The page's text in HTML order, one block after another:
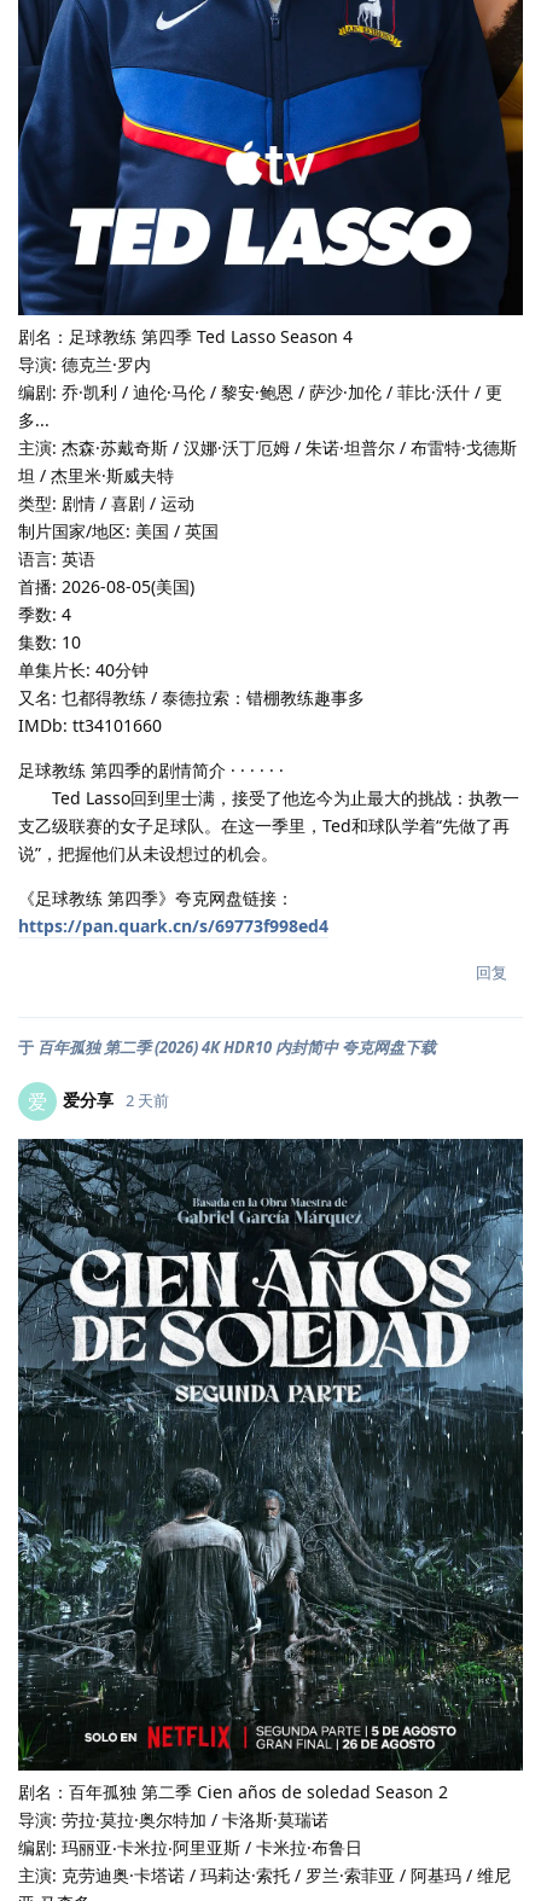
剧名：足球教练 第四季 Ted Lasso Season 4
导演: 德克兰·罗内
编剧: 乔·凯利 / 迪伦·马伦 / 黎安·鲍恩 / 萨沙·加伦 / 菲比·沃什 / 更
多...
主演: 杰森·苏戴奇斯 / 汉娜·沃丁厄姆 / 朱诺·坦普尔 / 布雷特·戈德斯
坦 / 杰里米·斯威夫特
类型: 剧情 / 喜剧 / 运动
制片国家/地区: 美国 / 英国
语言: 英语
首播: 2026-08-05(美国)
季数: 4
集数: 10
单集片长: 40分钟
又名: 乜都得教练 / 泰德拉索：错棚教练趣事多
IMDb: tt34101660
足球教练 第四季的剧情简介 · · · · · ·
Ted Lasso回到里士满，接受了他迄今为止最大的挑战：执教一
支乙级联赛的女子足球队。在这一季里，Ted和球队学着“先做了再
说”，把握他们从未设想过的机会。
《足球教练 第四季》夸克网盘链接：
https://pan.quark.cn/s/69773f998ed4
回复
于 百年孤独 第二季 (2026) 4K HDR10 内封简中 夸克网盘下载
爱 爱分享 2 天前
剧名：百年孤独 第二季 Cien años de soledad Season 2
导演: 劳拉·莫拉·奥尔特加 / 卡洛斯·莫瑞诺
编剧: 玛丽亚‧卡米拉‧阿里亚斯 / 卡米拉·布鲁日
主演: 克劳迪奥·卡塔诺 / 玛莉达·索托 / 罗兰·索菲亚 / 阿基玛 / 维尼